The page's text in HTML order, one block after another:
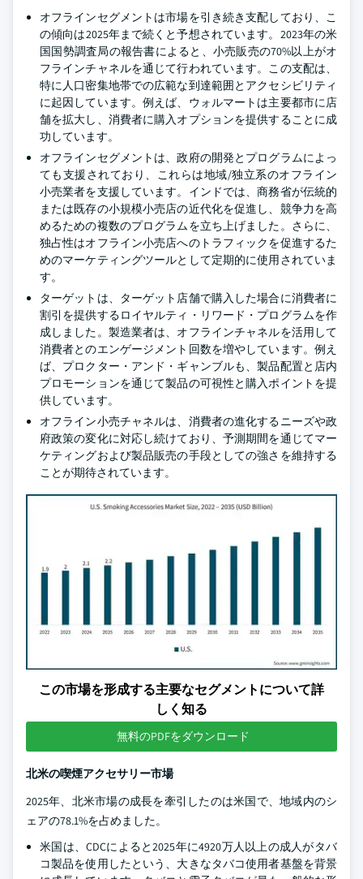
オフラインセグメントは市場を引き続き支配しており、こ
の傾向は2025年まで続くと予想されています。2023年の米
国国勢調査局の報告書によると、小売販売の70%以上がオ
フラインチャネルを通じて行われています。この支配は、
特に人口密集地帯での広範な到達範囲とアクセシビリティ
に起因しています。例えば、ウォルマートは主要都市に店
舗を拡大し、消費者に購入オプションを提供することに成
功しています。
オフラインセグメントは、政府の開発とプログラムによっ
ても支援されており、これらは地域/独立系のオフライン
小売業者を支援しています。インドでは、商務省が伝統的
または既存の小規模小売店の近代化を促進し、競争力を高
めるための複数のプログラムを立ち上げました。さらに、
独占性はオフライン小売店へのトラフィックを促進するた
めのマーケティングツールとして定期的に使用されていま
す。
ターゲットは、ターゲット店舗で購入した場合に消費者に
割引を提供するロイヤルティ・リワード・プログラムを作
成しました。製造業者は、オフラインチャネルを活用して
消費者とのエンゲージメント回数を増やしています。例え
ば、プロクター・アンド・ギャンブルも、製品配置と店内
プロモーションを通じて製品の可視性と購入ポイントを提
供しています。
オフライン小売チャネルは、消費者の進化するニーズや政
府政策の変化に対応し続けており、予測期間を通じてマー
ケティングおよび製品販売の手段としての強さを維持する
ことが期待されています。
この市場を形成する主要なセグメントについて詳
しく知る
無料のPDFをダウンロード
北米の喫煙アクセサリー市場
2025年、北米市場の成長を牽引したのは米国で、地域内のシ
ェアの78.1%を占めました。
米国は、CDCによると2025年に4920万人以上の成人がタバ
コ製品を使用したという、大きなタバコ使用者基盤を背景